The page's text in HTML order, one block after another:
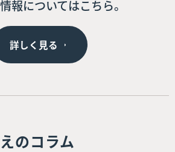
報についてはこちら。
詳しく見る
のコラム